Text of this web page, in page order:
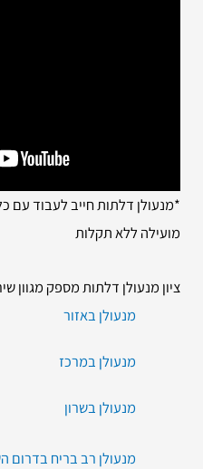
*מנעולן דלתות חייב לעבוד עם
מועילה ללא תקלות
ציון מנעולן דלתות מספק מגוון
מנעולן באזור
מנעולן במרכז
מנעולן בשרון
מנעולן רב בריח בדרום